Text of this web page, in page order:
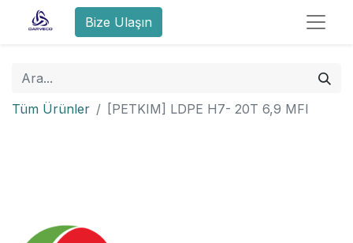
Bize Ulaşın
Tüm Ürünler [PETKIM] LDPE H7- 20T 6,9 MFI